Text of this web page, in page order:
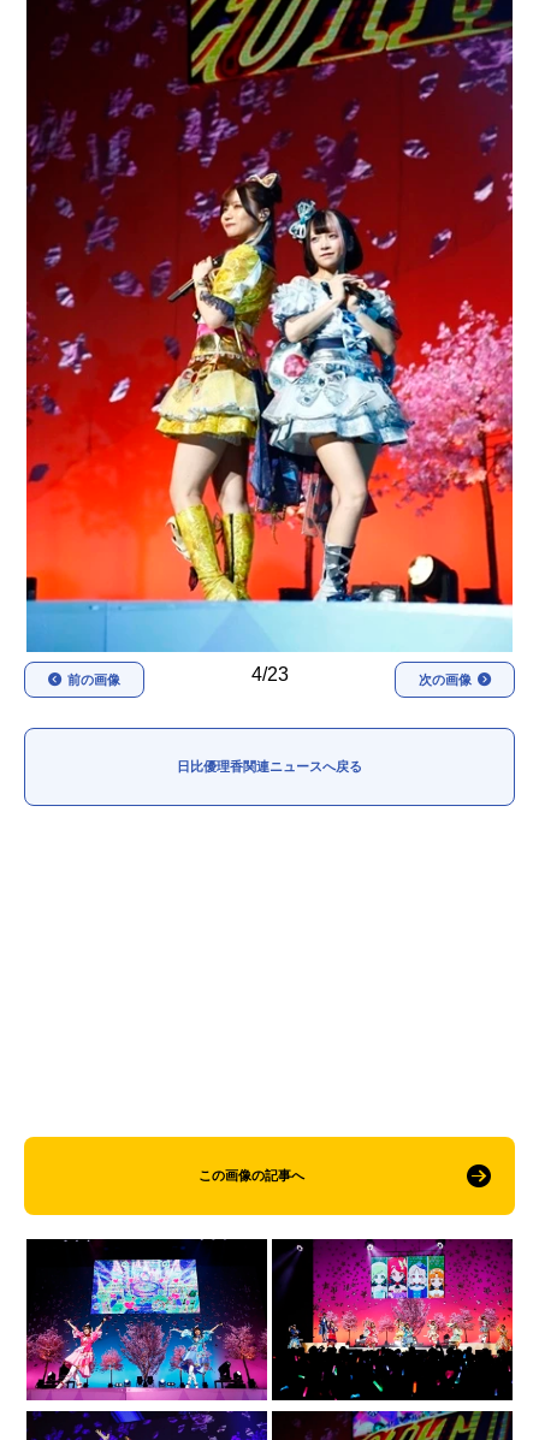
アニメ映画一覧 実写化映画一覧
今期アニメ曜日別一覧
春アニメ 夏アニメ
秋アニメ 冬アニメ
男性声優/女性声優一覧
FOLLOW US
4/23
前の画像 次の画像
日比優理香関連ニュースへ戻る
この画像の記事へ